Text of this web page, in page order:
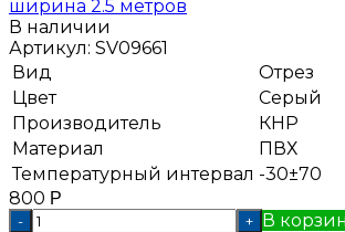
ширина 2.5 метров
В наличии
Артикул: SV09661
Вид
Отрез
Цвет
Серый
Производитель
КНР
Материал
ПВХ
Температурный интервал -30±70
800 Р
- + В